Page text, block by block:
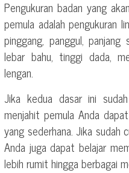
Pengukuran badan yang
pemula adalah pengukuran
pinggang, panggul,
lebar bahu, tinggi dada,
lengan.
Jika kedua dasar ini
menjahit pemula Anda
yang sederhana. Jika sudah
Anda juga dapat belajar
lebih rumit hingga berbagai